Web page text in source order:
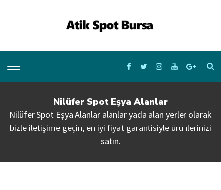
Nilüfer Spot Eşya Alanlar
Nilüfer Spot Eşya Alanlar alanlar yada alan yerler olarak
bizle iletişime geçin, en iyi fiyat garantisiyle ürünlerinizi
satın.